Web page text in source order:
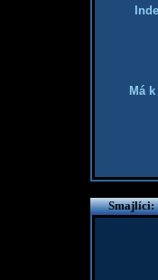
Má
Smajlíci: